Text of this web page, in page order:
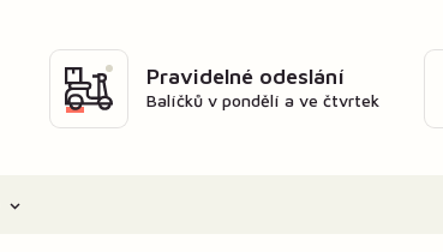
Pravidelné odeslání
Balíčků v pondělí a ve čtvrtek